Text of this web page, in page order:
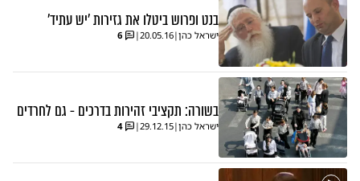
בנט ופרוש ביטלו את גזירות 'יש עתיד'
ישראל כהן|
20.05.16
|
6
בשורה: תקציבי זהירות בדרכים - גם לחרדים
ישראל כהן|
29.12.15
|
4